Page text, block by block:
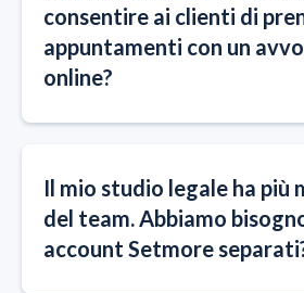
consentire ai clienti di
appuntamenti con un
online?
Il mio studio legale ha più
del team. Abbiamo
account Setmore